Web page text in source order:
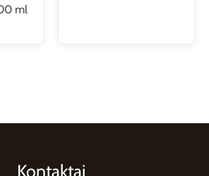
ml
Kontaktai